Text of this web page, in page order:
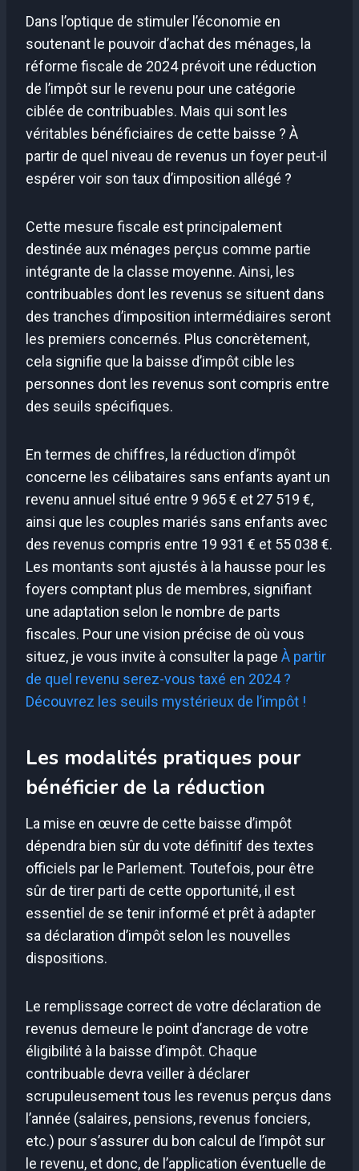
Dans l’optique de stimuler l’économie en
soutenant le pouvoir d’achat des ménages, la
réforme fiscale de 2024 prévoit une réduction
de l’impôt sur le revenu pour une catégorie
ciblée de contribuables. Mais qui sont les
véritables bénéficiaires de cette baisse ? À
partir de quel niveau de revenus un foyer peut-il
espérer voir son taux d’imposition allégé ?
Cette mesure fiscale est principalement
destinée aux ménages perçus comme partie
intégrante de la classe moyenne. Ainsi, les
contribuables dont les revenus se situent dans
des tranches d’imposition intermédiaires seront
les premiers concernés. Plus concrètement,
cela signifie que la baisse d’impôt cible les
personnes dont les revenus sont compris entre
des seuils spécifiques.
En termes de chiffres, la réduction d’impôt
concerne les célibataires sans enfants ayant un
revenu annuel situé entre 9 965 € et 27 519 €,
ainsi que les couples mariés sans enfants avec
des revenus compris entre 19 931 € et 55 038 €.
Les montants sont ajustés à la hausse pour les
foyers comptant plus de membres, signifiant
une adaptation selon le nombre de parts
fiscales. Pour une vision précise de où vous
situez, je vous invite à consulter la page À partir
de quel revenu serez-vous taxé en 2024 ?
Découvrez les seuils mystérieux de l’impôt !
Les modalités pratiques pour
bénéficier de la réduction
La mise en œuvre de cette baisse d’impôt
dépendra bien sûr du vote définitif des textes
officiels par le Parlement. Toutefois, pour être
sûr de tirer parti de cette opportunité, il est
essentiel de se tenir informé et prêt à adapter
sa déclaration d’impôt selon les nouvelles
dispositions.
Le remplissage correct de votre déclaration de
revenus demeure le point d’ancrage de votre
éligibilité à la baisse d’impôt. Chaque
contribuable devra veiller à déclarer
scrupuleusement tous les revenus perçus dans
l’année (salaires, pensions, revenus fonciers,
etc.) pour s’assurer du bon calcul de l’impôt sur
le revenu, et donc, de l’application éventuelle de